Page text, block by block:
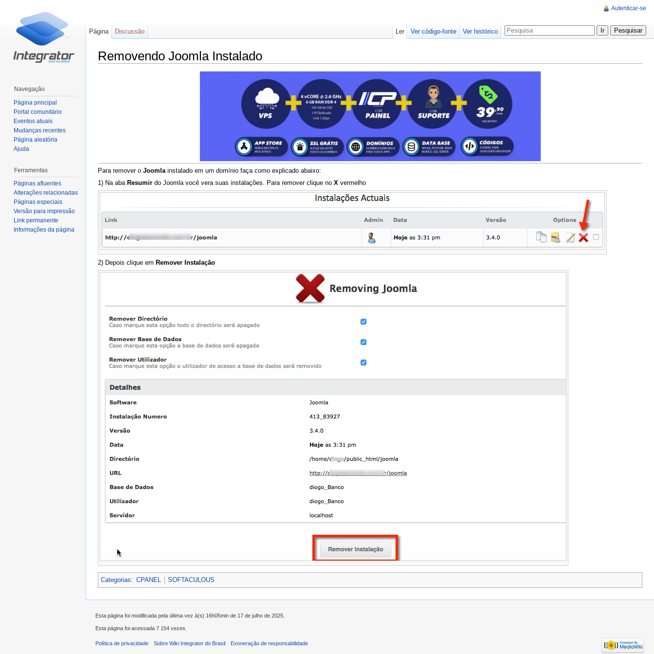
Removendo Joomla Instalado
Para remover o Joomla instalado em um domínio faça como explicado abaixo:
1) Na aba Resumir do Joomla você vera suas instalações. Para remover clique no X vermelho
2) Depois clique em Remover Instalação
Categorias: CPANEL SOFTACULOUS
Autenticar-se
Página Discussão Ler Ver código-fonte Ver histórico
Navegação
Página principal
Portal comunitário
Eventos atuais
Mudanças recentes
Página aleatória
Ajuda
Ferramentas
Páginas afluentes
Alterações relacionadas
Páginas especiais
Versão para impressão
Link permanente
Informações da página
Esta página foi modificada pela última vez à(s) 16h05min de 17 de julho de 2025.
Esta página foi acessada 7 154 vezes.
Política de privacidade Sobre Wiki Integrator do Brasil Exoneração de responsabilidade